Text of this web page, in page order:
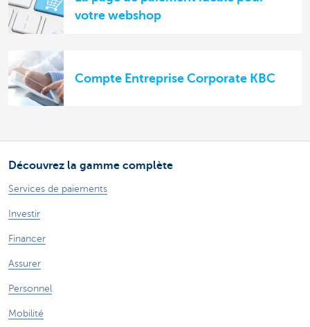
votre webshop
Compte Entreprise Corporate KBC
Découvrez la gamme complète
Services de paiements
Investir
Financer
Assurer
Personnel
Mobilité